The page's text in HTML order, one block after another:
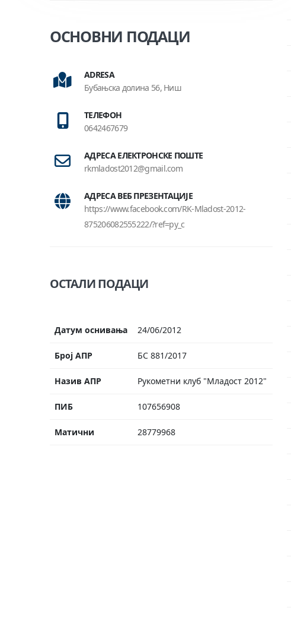
ОСНОВНИ ПОДАЦИ
ADRESA
Бубањска долина 56, Ниш
ТЕЛЕФОН
0642467679
АДРЕСА ЕЛЕКТРОНСКЕ ПОШТЕ
rkmladost2012@gmail.com
АДРЕСА ВЕБ ПРЕЗЕНТАЦИЈЕ
https://www.facebook.com/RK-Mladost-2012-
875206082555222/?ref=py_c
ОСТАЛИ ПОДАЦИ
Датум оснивања 24/06/2012
Број АПР БС 881/2017
Назив АПР Рукометни клуб "Младост 2012"
ПИБ 107656908
Матични 28779968